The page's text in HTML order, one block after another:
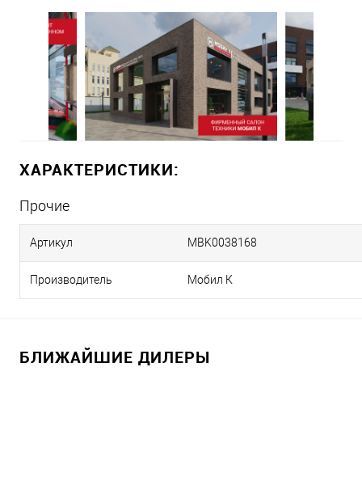
ХАРАКТЕРИСТИКИ:
Прочие
Артикул MBK0038168
Производитель Мобил К
БЛИЖАЙШИЕ ДИЛЕРЫ